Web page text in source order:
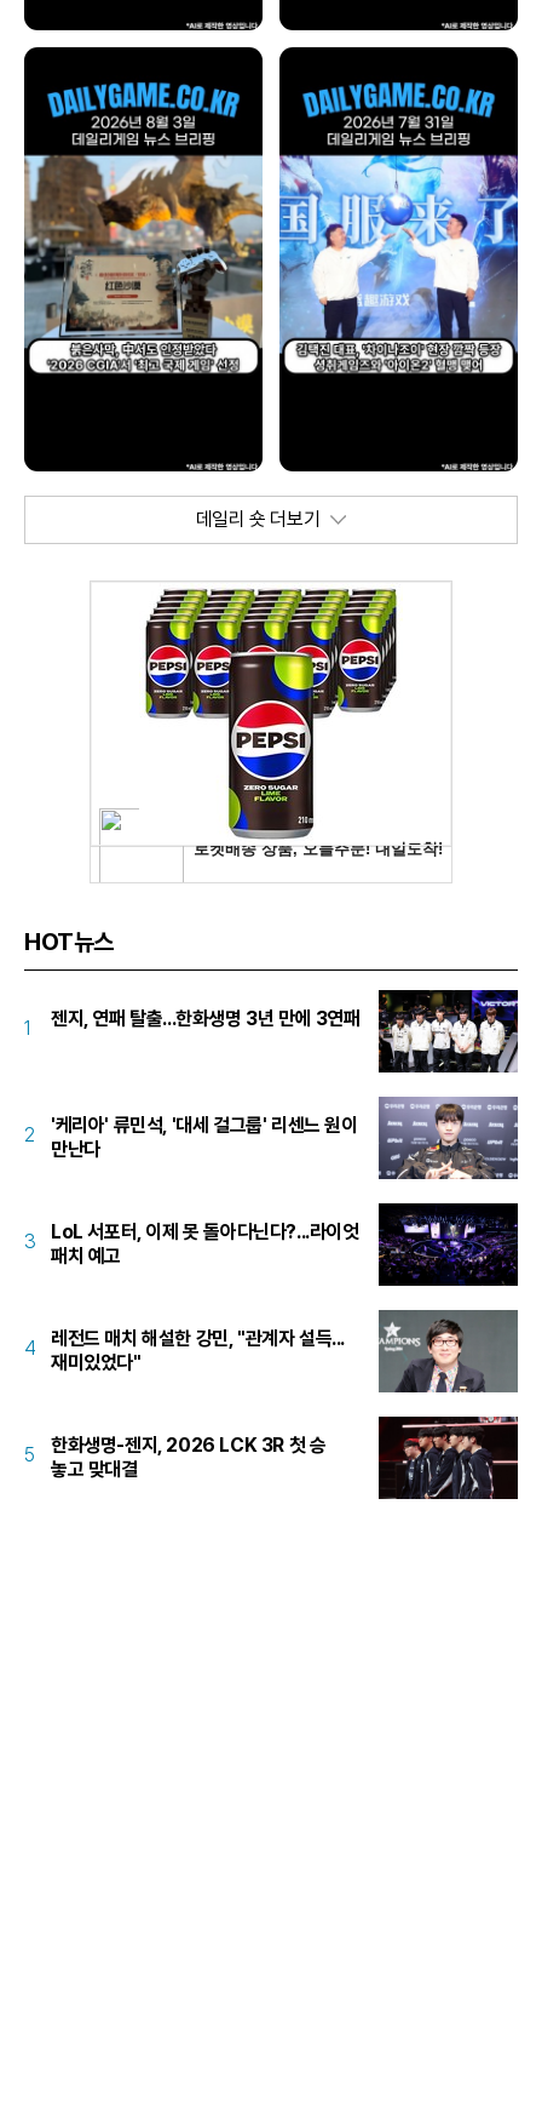
데일리 숏 더보기
HOT뉴스
1 젠지, 연패 탈출...한화생명 3년 만에 3연패
2
'케리아' 류민석, '대세 걸그룹' 리센느 원이
만난다
3
LoL 서포터, 이제 못 돌아다닌다?...라이엇
패치 예고
4
레전드 매치 해설한 강민, "관계자 설득...
재미있었다"
5
한화생명-젠지, 2026 LCK 3R 첫 승
놓고 맞대결